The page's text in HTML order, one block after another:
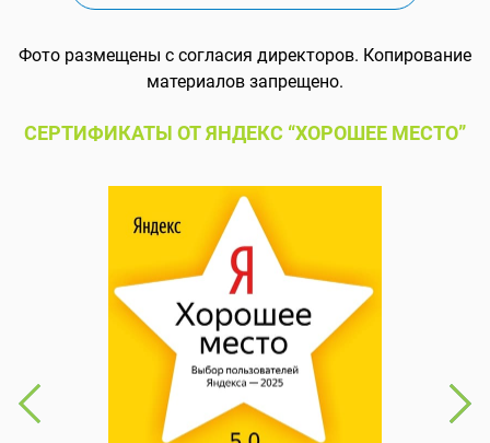
Фото размещены с согласия директоров. Копирование
материалов запрещено.
СЕРТИФИКАТЫ ОТ ЯНДЕКС “ХОРОШЕЕ МЕСТО”